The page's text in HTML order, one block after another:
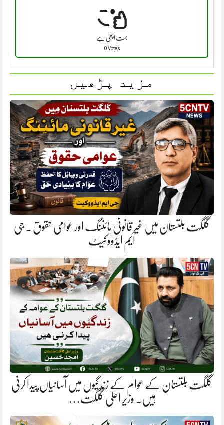
بہت اچھی ہے
0 Votes
مزید پڑھیں
گلگت بلتستان میں غیر قانونی مائننگ اور عوامی حقوق . جی
ایم ایڈووکیٹ
گلگت بلتستان کے عوام کے زندگیوں میں آسانیاں پیدا کرنی
ہیں. وزیر اعلیٰ گلگت…